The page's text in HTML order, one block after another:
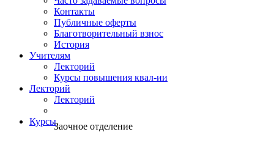
Контакты
Публичные оферты
Благотворительный взнос
История
Учителям
Лекторий
Курсы повышения квал-ии
Лекторий
Лекторий
КурсыЗаочное отделение